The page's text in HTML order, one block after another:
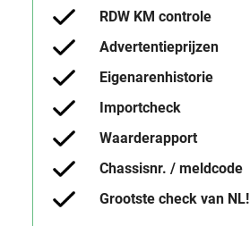
RDW KM controle
Advertentieprijzen
Eigenarenhistorie
Importcheck
Waarderapport
Chassisnr. / meldcode
Grootste check van NL!